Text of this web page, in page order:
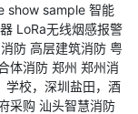
show sample 智能
LoRa无线烟感报警
防 高层建筑消防 粤
体消防 郑州 郑州消
学校，深圳盐田，酒
采购 汕头智慧消防